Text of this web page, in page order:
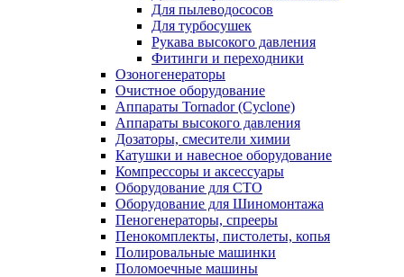
Для пылеводососов
Для турбосушек
Рукава высокого давления
Фитинги и переходники
Озоногенераторы
Очистное оборудование
Аппараты Tornador (Cyclone)
Аппараты высокого давления
Дозаторы, смесители химии
Катушки и навесное оборудование
Компрессоры и аксессуары
Оборудование для СТО
Оборудование для Шиномонтажа
Пеногенераторы, спрееры
Пенокомплекты, пистолеты, копья
Полировальные машинки
Поломоечные машины